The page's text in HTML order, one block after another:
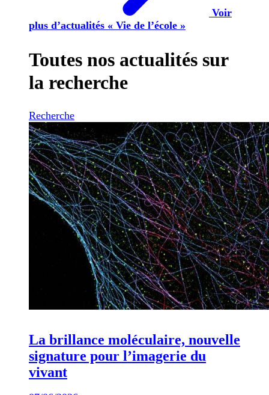
Voir
plus d’actualités « Vie de l’école »
Toutes nos actualités sur
la recherche
Recherche
La brillance moléculaire, nouvelle
signature pour l’imagerie du
vivant